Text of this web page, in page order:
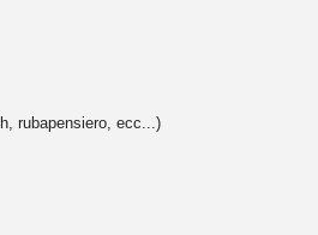
rubapensiero, ecc...)